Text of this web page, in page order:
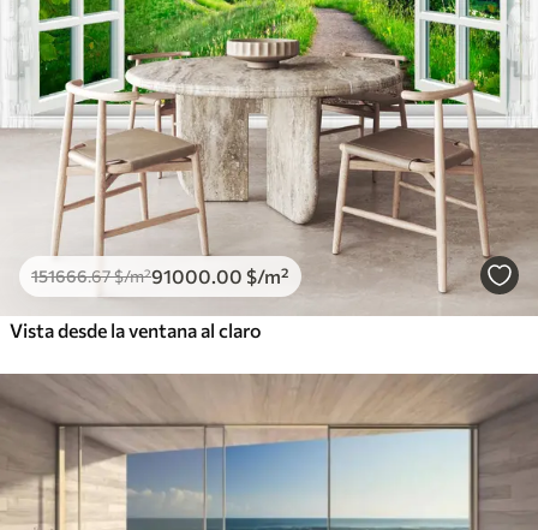
151666.67$/m²91000 .00 $/m²
Vista desde la ventana al claro